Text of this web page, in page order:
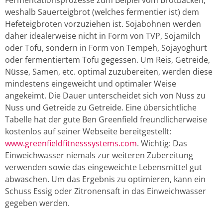
weshalb Sauerteigbrot (welches fermentier ist) dem
Hefeteigbroten vorzuziehen ist. Sojabohnen werden
daher idealerweise nicht in Form von TVP, Sojamilch
oder Tofu, sondern in Form von Tempeh, Sojayoghurt
oder fermentiertem Tofu gegessen. Um Reis, Getreide,
Nüsse, Samen, etc. optimal zuzubereiten, werden diese
mindestens eingeweicht und optimaler Weise
angekeimt. Die Dauer unterscheidet sich von Nuss zu
Nuss und Getreide zu Getreide. Eine übersichtliche
Tabelle hat der gute Ben Greenfield freundlicherweise
kostenlos auf seiner Webseite bereitgestellt:
www.greenfieldfitnesssystems.com. Wichtig: Das
Einweichwasser niemals zur weiteren Zubereitung
verwenden sowie das eingeweichte Lebensmittel gut
abwaschen. Um das Ergebnis zu optimieren, kann ein
Schuss Essig oder Zitronensaft in das Einweichwasser
gegeben werden.